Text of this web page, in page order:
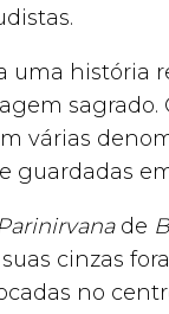
uma história
várias
guardadas
de
cinzas
no